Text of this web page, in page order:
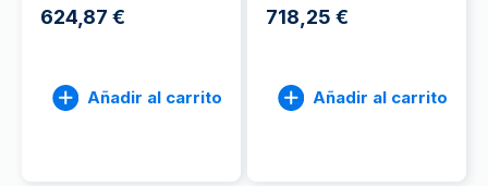
624,87 €
Añadir al carrito
718,25 €
Añadir al carrito